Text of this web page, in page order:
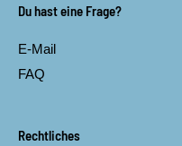
o
k
g
Du hast eine Frage?
E-Mail
FAQ
Rechtliches